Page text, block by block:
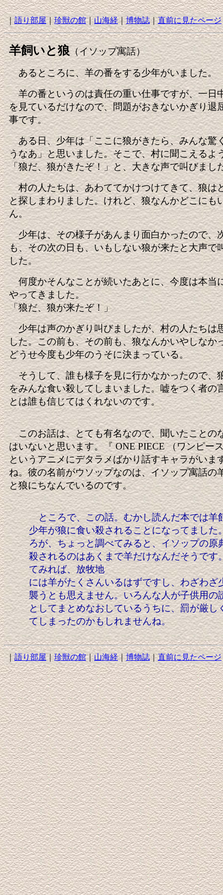
｜語り部屋｜珍獣の館｜山海経｜博物誌｜直前に見たページ
羊飼いと狼（イソップ寓話）
あるところに、羊の番をする少年がいました。
羊の番というのは責任の重い仕事ですが、一日
を見ているだけなので、問題がおきないかぎり退
事です。
ある日、少年は「ここに狼がきたら、みんな驚
うなあ」と思いました。そこで、村に聞こえるよ
「狼だ、狼がきたぞ！」と、大きな声で叫びまし
村の人たちは、あわててかけつけてきて、狼は
と探しまわりました。けれど、狼なんかどこにも
ん。
少年は、その様子があんまり面白かったので、
も、その次の日も、いもしない狼が来たと大声で
した。
何度かそんなことが続いたあとに、今度は本当
やってきました。
「狼だ、狼が来たぞ！」
少年は声のかぎり叫びましたが、村の人たちは
した。この前も、その前も、狼なんかいやしなか
どうせ今度も少年のうそに決まっている。
そうして、誰も様子を見に行かなかったので、
をみんな食い殺してしまいました。嘘をつく者の
とは誰も信じてはくれないのです。
このお話は、とても有名なので、聞いたことの
はいないと思います。『 ONE PIECE （ワンピー
というアニメにデタラメばかり話すキャラがいま
ね。彼の名前がウソップなのは、イソップ寓話の
と狼にちなんでいるのです。
ところで、この話。むかし読んだ本では羊
少年が狼に食い殺されることになってました
ろが、ちょっと調べてみると、イソップの原
殺されるのはあくまで羊だけなんだそうです
てみれば、放牧地
には羊がたくさんいるはずですし、わざわざ
襲うとも思えません。いろんな人が子供用の
としてまとめなおしているうちに、罰が厳し
てしまったのかもしれませんね。
｜語り部屋｜珍獣の館｜山海経｜博物誌｜直前に見たページ